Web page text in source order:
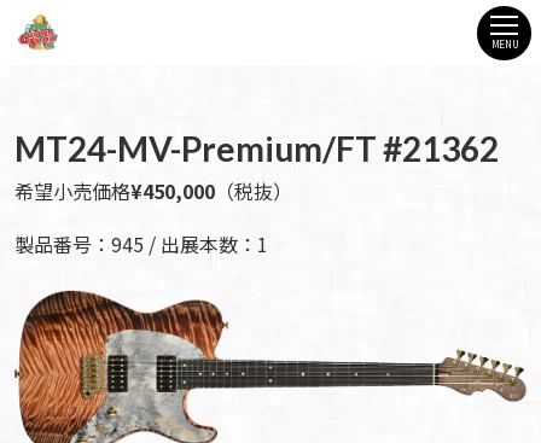
MENU
MT24-MV-Premium/FT #21362
希望小売価格¥450,000 （税抜）
製品番号：945 / 出展本数：1